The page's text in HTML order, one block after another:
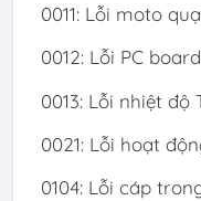
0011: Lỗi moto
0012: Lỗi PC
0013: Lỗi nhiệt độ
0021: Lỗi hoạt
0104: Lỗi cáp